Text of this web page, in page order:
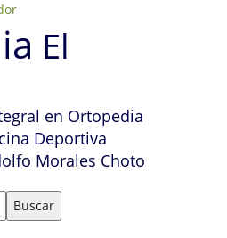
El
en Ortopedia
Deportiva
Morales Choto